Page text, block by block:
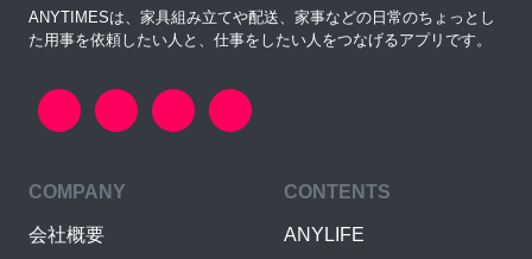
ANYTIMESは、家具組み立てや配送、家事などの日常のちょっとし
た用事を依頼したい人と、仕事をしたい人をつなげるアプリです。
COMPANY
会社概要
CONTENTS
ANYLIFE